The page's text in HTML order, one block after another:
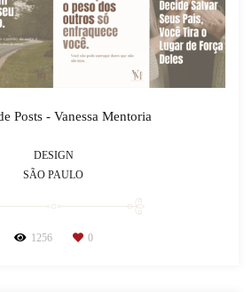
Posts - Vanessa Mentoria
DESIGN
SÃO PAULO
1256 0